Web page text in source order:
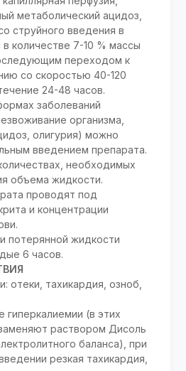
метаболический ацидоз,
струйного введения в
в количестве 7-10 % массы
переходом к
со скоростью 40-120
24-48 часов.
заболеваний
организма,
олигурия) можно
введением препарата.
необходимых
объема жидкости.
проводят под
и концентрации
потерянной жидкости
6 часов.
отеки, тахикардия, озноб,
гиперкалиемии (в этих
раствором Дисоль
баланса), при
резкая тахикардия,